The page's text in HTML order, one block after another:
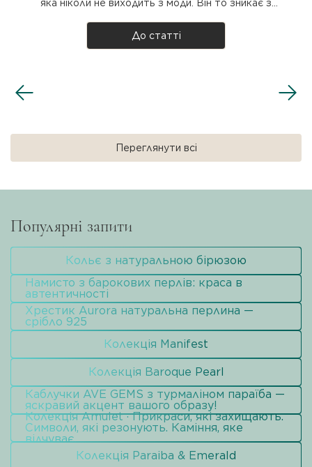
яка ніколи не виходить з моди. Він то зникає з
таке чокер насправді, звідки він узявся і як
носити? Розбираємося разом! Що таке чокер?
До статті
Переглянути всі
Популярні запити
Кольє з натуральною бірюзою
Намисто з барокових перлів: краса в
автентичності
Хрестик Aurora натуральна перлина —
срібло 925
Колекція Manifest
Колекція Baroque Pearl
Каблучки AVE GEMS з турмаліном параїба —
яскравий акцент вашого образу!
Колекція Amulet · Прикраси, які захищають.
Символи, які резонують. Каміння, яке
відчуває.
Колекція Paraiba & Emerald